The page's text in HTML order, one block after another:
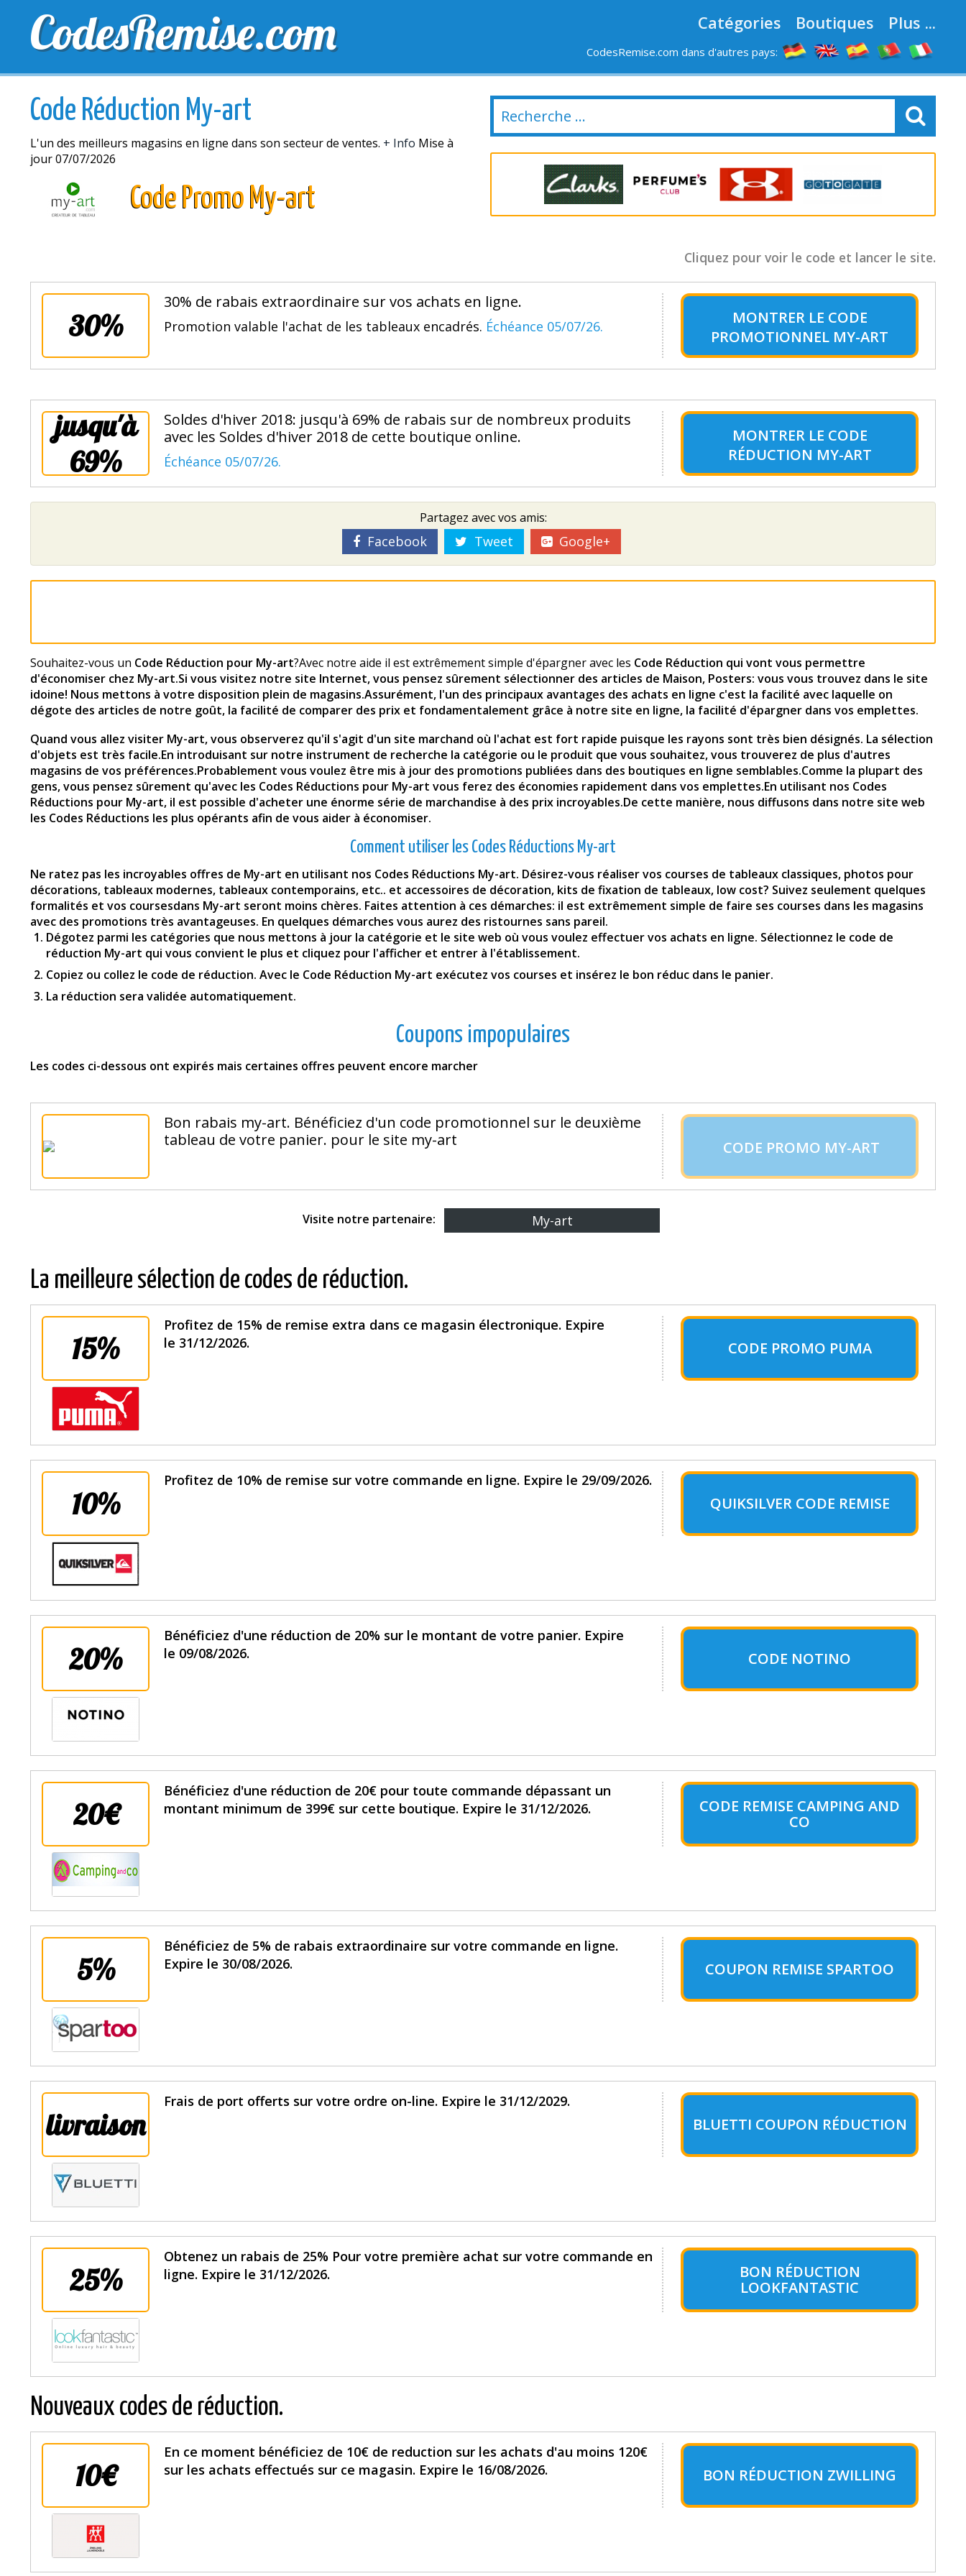
CodesRemise.com Catégories Boutiques Plus ...
CodesRemise.com dans d'autres pays:
MEILLEURS CODES PROMO DERNIERS JOURS NOUVELLES MAGASINS
Code Réduction My-art
L'un des meilleurs magasins en ligne dans son secteur de ventes. + Info Mise à
jour 07/07/2026
Code Promo My-art
Cliquez pour voir le code et lancer le site.
30%
30% de rabais extraordinaire sur vos achats en ligne.
Promotion valable l'achat de les tableaux encadrés. Échéance 05/07/26. MONTRER LE CODE
PROMOTIONNEL MY-ART
jusqu'à
69%
Soldes d'hiver 2018: jusqu'à 69% de rabais sur de nombreux produits
avec les Soldes d'hiver 2018 de cette boutique online.
Échéance 05/07/26.
MONTRER LE CODE
RÉDUCTION MY-ART
Partagez avec vos amis:
Facebook Tweet Google+
Souhaitez-vous un Code Réduction pour My-art?Avec notre aide il est extrêmement simple d'épargner avec les Code Réduction qui vont vous permettre
d'économiser chez My-art.Si vous visitez notre site Internet, vous pensez sûrement sélectionner des articles de Maison, Posters: vous vous trouvez dans le site
idoine! Nous mettons à votre disposition plein de magasins.Assurément, l'un des principaux avantages des achats en ligne c'est la facilité avec laquelle on
dégote des articles de notre goût, la facilité de comparer des prix et fondamentalement grâce à notre site en ligne, la facilité d'épargner dans vos emplettes.
Quand vous allez visiter My-art, vous observerez qu'il s'agit d'un site marchand où l'achat est fort rapide puisque les rayons sont très bien désignés. La sélection
d'objets est très facile.En introduisant sur notre instrument de recherche la catégorie ou le produit que vous souhaitez, vous trouverez de plus d'autres
magasins de vos préférences.Probablement vous voulez être mis à jour des promotions publiées dans des boutiques en ligne semblables.Comme la plupart des
gens, vous pensez sûrement qu'avec les Codes Réductions pour My-art vous ferez des économies rapidement dans vos emplettes.En utilisant nos Codes
Réductions pour My-art, il est possible d'acheter une énorme série de marchandise à des prix incroyables.De cette manière, nous diffusons dans notre site web
les Codes Réductions les plus opérants afin de vous aider à économiser.
Comment utiliser les Codes Réductions My-art
Ne ratez pas les incroyables offres de My-art en utilisant nos Codes Réductions My-art. Désirez-vous réaliser vos courses de tableaux classiques, photos pour
décorations, tableaux modernes, tableaux contemporains, etc.. et accessoires de décoration, kits de fixation de tableaux, low cost? Suivez seulement quelques
formalités et vos coursesdans My-art seront moins chères. Faites attention à ces démarches: il est extrêmement simple de faire ses courses dans les magasins
avec des promotions très avantageuses. En quelques démarches vous aurez des ristournes sans pareil.
Dégotez parmi les catégories que nous mettons à jour la catégorie et le site web où vous voulez effectuer vos achats en ligne. Sélectionnez le code de
réduction My-art qui vous convient le plus et cliquez pour l'afficher et entrer à l'établissement.
Copiez ou collez le code de réduction. Avec le Code Réduction My-art exécutez vos courses et insérez le bon réduc dans le panier.
La réduction sera validée automatiquement.
Coupons impopulaires
Les codes ci-dessous ont expirés mais certaines offres peuvent encore marcher
Bon rabais my-art. Bénéficiez d'un code promotionnel sur le deuxième
tableau de votre panier. pour le site my-art
CODE PROMO MY-ART
Visite notre partenaire: My-art
La meilleure sélection de codes de réduction.
15%
Profitez de 15% de remise extra dans ce magasin électronique. Expire
le 31/12/2026.
CODE PROMO PUMA
10%
Profitez de 10% de remise sur votre commande en ligne. Expire le 29/09/2026.
QUIKSILVER CODE REMISE
20%
Bénéficiez d'une réduction de 20% sur le montant de votre panier. Expire
le 09/08/2026.
CODE NOTINO
20€
Bénéficiez d'une réduction de 20€ pour toute commande dépassant un
montant minimum de 399€ sur cette boutique. Expire le 31/12/2026.
CODE REMISE CAMPING AND
CO
5%
Bénéficiez de 5% de rabais extraordinaire sur votre commande en ligne.
Expire le 30/08/2026.
COUPON REMISE SPARTOO
livraison
Frais de port offerts sur votre ordre on-line. Expire le 31/12/2029.
BLUETTI COUPON RÉDUCTION
25%
Obtenez un rabais de 25% Pour votre première achat sur votre commande en
ligne. Expire le 31/12/2026.
BON RÉDUCTION
LOOKFANTASTIC
Nouveaux codes de réduction.
10€
En ce moment bénéficiez de 10€ de reduction sur les achats d'au moins 120€
sur les achats effectués sur ce magasin. Expire le 16/08/2026.
BON RÉDUCTION ZWILLING